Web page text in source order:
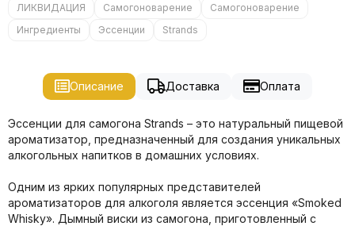
ЛИКВИДАЦИЯ Самогоноварение
Самогоноварение
Ингредиенты
Эссенции Strands
Описание Доставка Оплата
Эссенции для самогона Strands – это натуральный пищевой
ароматизатор, предназначенный для создания уникальных
алкогольных напитков в домашних условиях.
Одним из ярких популярных представителей
ароматизаторов для алкоголя является эссенция «Smoked
Whisky». Дымный виски из самогона, приготовленный с